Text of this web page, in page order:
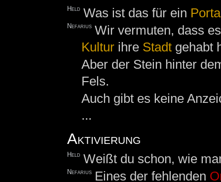
Held Was ist das für ein
Nefarius Wir vermuten, dass
Kulturihre Stadtgehabt
Aber der Stein hinter
Fels.
Auch gibt es keine
...
Aktivierung
Held Weißt du schon, wie
Nefarius Eines der fehlenden